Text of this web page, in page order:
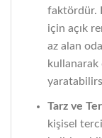
faktördür.
için açık
az alan
kullanarak
Tarz ve
kişisel